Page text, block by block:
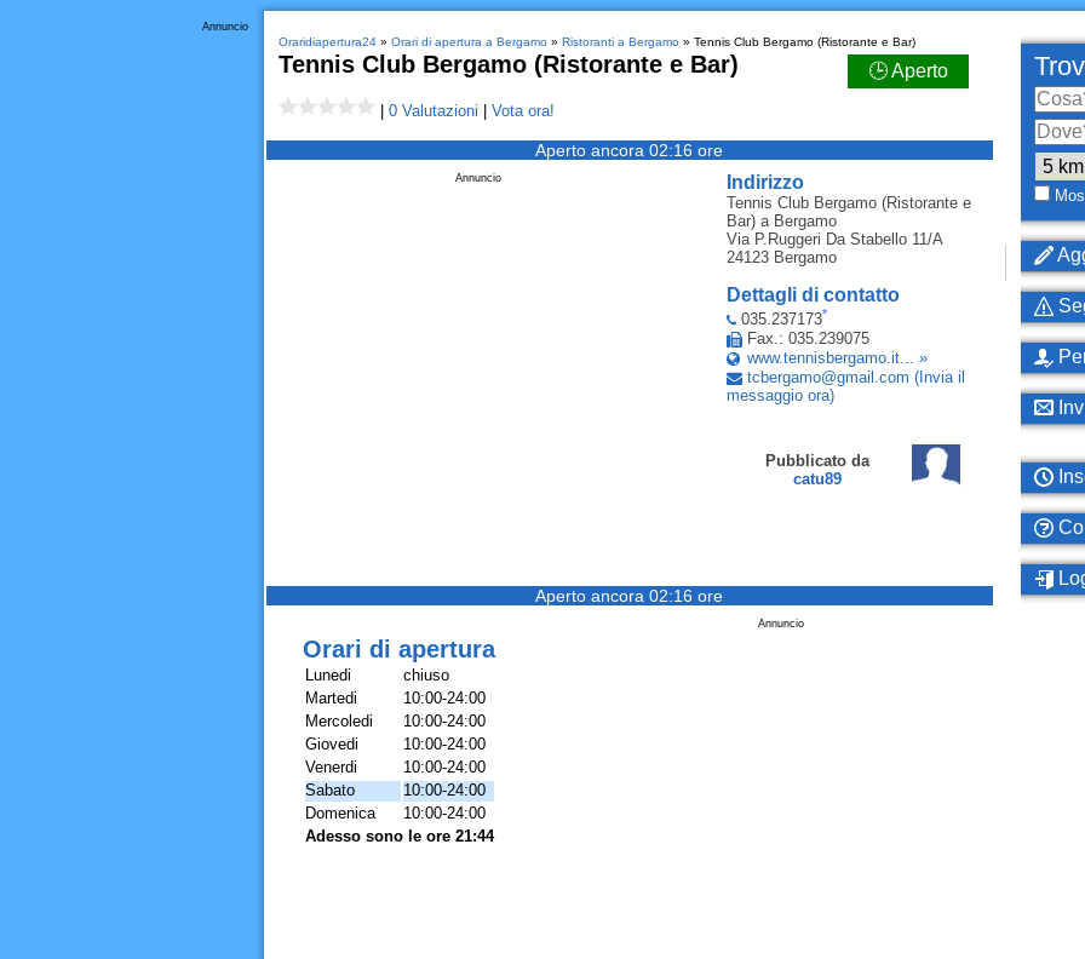
Annuncio
Oraridiapertura24» Orari di apertura a Bergamo» Ristoranti a Bergamo» Tennis Club Bergamo (Ristorante e Bar)
Tennis Club Bergamo (Ristorante e Bar) 🕒 Aperto
0 Valutazioni Vota ora!
Aperto ancora 02:16 ore
Indirizzo
Tennis Club Bergamo (Ristorante e
Bar)a Bergamo
Via P.Ruggeri Da Stabello 11/A
24123 Bergamo
Dettagli di contatto
035.237173*
Fax.: 035.239075
www.tennisbergamo.it... »
tcbergamo@gmail .com (Invia il
messaggio ora)
Pubblicato da
catu89
Annuncio
Aperto ancora 02:16 ore
Annuncio
Orari di apertura
Lunedi
chiuso
Martedi
10:00-24:00
Mercoledi
10:00-24:00
Giovedi
10:00-24:00
Venerdi
10:00-24:00
Sabato
10:00-24:00
Domenica
10:00-24:00
Adesso sono le ore 21:44